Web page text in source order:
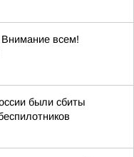
всем!
были сбиты